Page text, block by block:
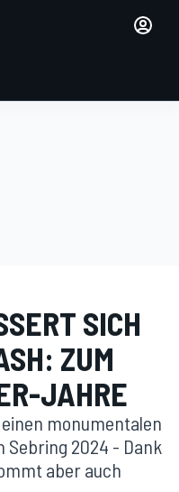
SICH N
ZUM G
JAHRE
monumentalen
Sebring 2024 - Dank
aber auch